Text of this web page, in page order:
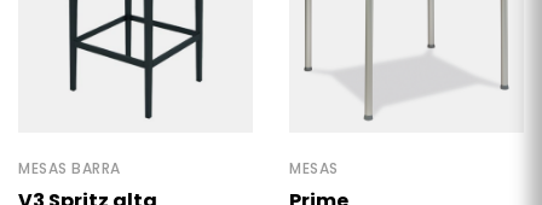
MESAS BARRA MESAS